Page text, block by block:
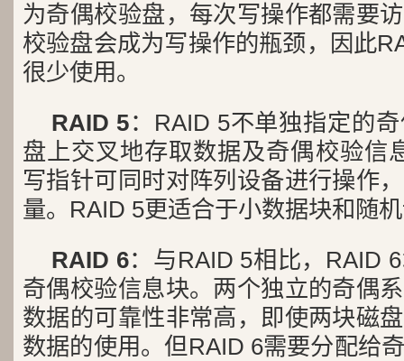
为奇偶校验盘，每次写操作都需要
校验盘会成为写操作的瓶颈，因此
很少使用。
RAID 5：RAID 5不单独指定的
盘上交叉地存取数据及奇偶校验信
写指针可同时对阵列设备进行操作
量。RAID 5更适合于小数据块和随
RAID 6：与RAID 5相比，RAID
奇偶校验信息块。两个独立的奇偶
数据的可靠性非常高，即使两块磁
数据的使用。但RAID 6需要分配给